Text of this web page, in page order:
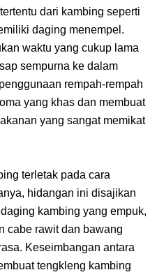
Yang Mampu Menipu Sensor
Sanji
Champions, Apa Klub Jagoan
Sangat Mudah Untuk Kamu
dari kambing seperti
daging menempel.
waktu yang cukup lama
sempurna ke dalam
rempah-rempah
yang khas dan membuat
yang sangat memikat
terletak pada cara
hidangan ini disajikan
kambing yang empuk,
cabe rawit dan bawang
Keseimbangan antara
tengkleng kambing